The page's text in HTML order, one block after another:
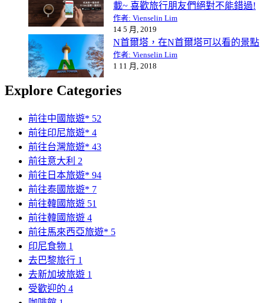
載~ 喜歡旅行朋友們絕對不能錯過!
作者: Vienselin Lim
14 5 月, 2019
N首爾塔，在N首爾塔可以看的景點
作者: Vienselin Lim
1 11 月, 2018
Explore Categories
前往中國旅遊* 52
前往印尼旅遊* 4
前往台灣旅遊* 43
前往意大利 2
前往日本旅遊* 94
前往泰國旅遊* 7
前往韓國旅遊 51
前往韓國旅遊 4
前往馬來西亞旅遊* 5
印尼食物 1
去巴黎旅行 1
去新加坡旅遊 1
受歡迎的 4